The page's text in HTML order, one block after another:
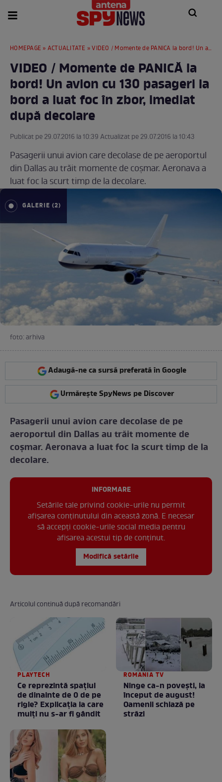
HOMEPAGE » ACTUALITATE » VIDEO / Momente de PANICĂ la bord! Un avion cu 130 pasageri la bord a luat foc în zbor, imediat după decolare
VIDEO / Momente de PANICĂ la
bord! Un avion cu 130 pasageri la
bord a luat foc în zbor, imediat
după decolare
Publicat pe 29.07.2016 la 10:39 Actualizat pe 29.07.2016 la 10:43
Pasagerii unui avion care decolase de pe aeroportul
din Dallas au trăit momente de coşmar. Aeronava a
luat foc la scurt timp de la decolare.
GALERIE (2)
foto: arhiva
Adaugă-ne ca sursă preferată în Google
Urmărește SpyNews pe Discover
Pasagerii unui avion care decolase de pe
aeroportul din Dallas au trăit momente de
coşmar. Aeronava a luat foc la scurt timp de la
decolare.
INFORMARE
Setările tale privind cookie-urile nu permit
afișarea conținutului din această zonă. E necesar
să accepți cookie-urile social media pentru
afisarea acestui tip de conținut.
Modifică setările
Articolul continuă după recomandări
PLAYTECH
Ce reprezintă spaţiul
de dinainte de 0 de pe
rigle? Explicaţia la care
mulţi nu s-ar fi gândit
ROMANIA TV
Ninge ca-n povești, la
început de august!
Oamenii schiază pe
străzi